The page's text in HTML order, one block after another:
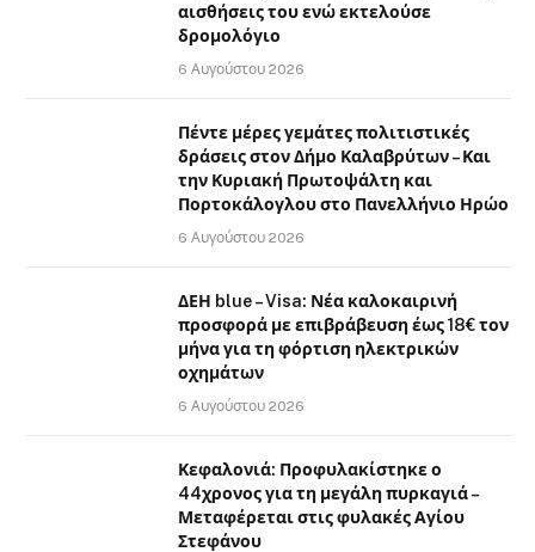
αισθήσεις του ενώ εκτελούσε
δρομολόγιο
6 Αυγούστου 2026
Πέντε μέρες γεμάτες πολιτιστικές
δράσεις στον Δήμο Καλαβρύτων – Και
την Κυριακή Πρωτοψάλτη και
Πορτοκάλογλου στο Πανελλήνιο Ηρώο
6 Αυγούστου 2026
ΔΕΗ blue – Visa: Νέα καλοκαιρινή
προσφορά με επιβράβευση έως 18€ τον
μήνα για τη φόρτιση ηλεκτρικών
οχημάτων
6 Αυγούστου 2026
Κεφαλονιά: Προφυλακίστηκε ο
44χρονος για τη μεγάλη πυρκαγιά –
Μεταφέρεται στις φυλακές Αγίου
Στεφάνου